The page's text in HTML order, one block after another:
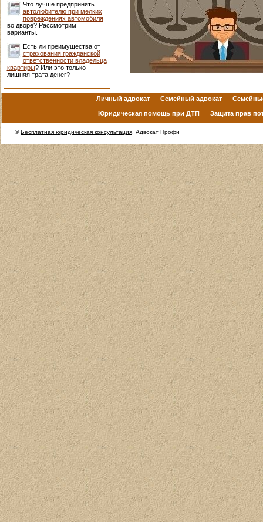
Что лучше предпринять
автолюбителю при мелких
повреждениях автомобиля
во дворе? Рассмотрим
варианты.
Есть ли преимущества от
страхования гражданской
ответственности владельца
квартиры? Или это только
лишняя трата денег?
Личный адвокат Семейный адвокат
Юридическая помощь при ДТП Защита прав
©Бесплатная юридическая консультация . Адвокат Профи